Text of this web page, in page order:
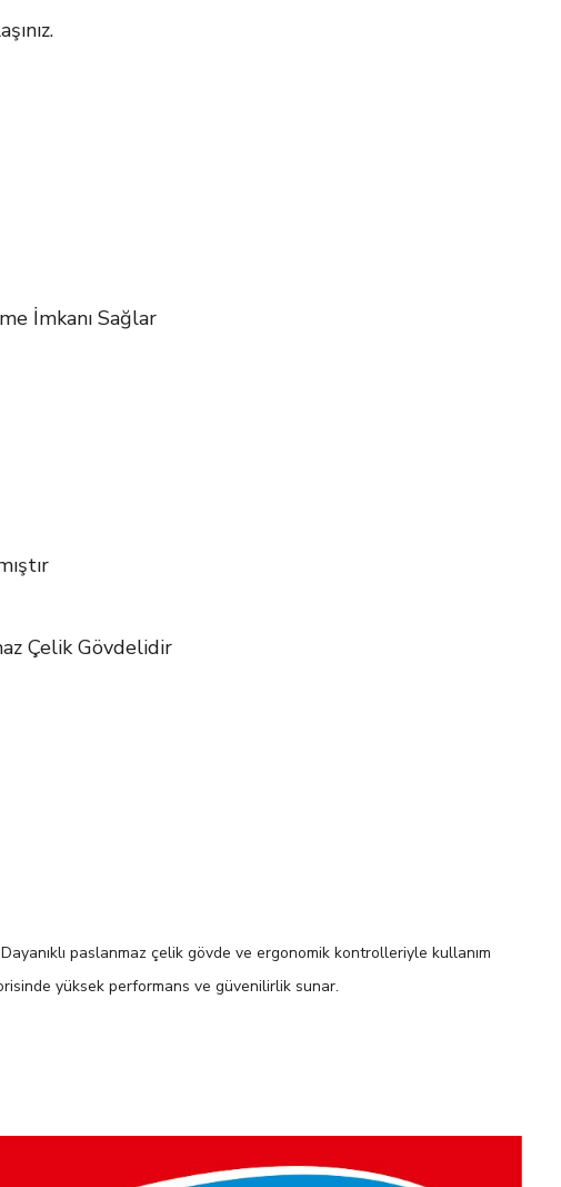
İmkanı Sağlar
Çelik Gövdelidir
paslanmaz çelik gövde ve ergonomik kontrolleriyle kullanım
yüksek performans ve güvenilirlik sunar.